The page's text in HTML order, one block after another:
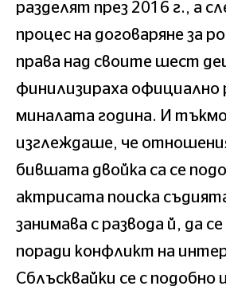
разделят през 2016 г., а
процес на договаряне за
права над своите шест
финилизираха официално
миналата година. И
изглеждаше, че
бившата двойка са се
актрисата поиска
занимава с развода й, да
поради конфликт на
Сблъсквайки се с подобно